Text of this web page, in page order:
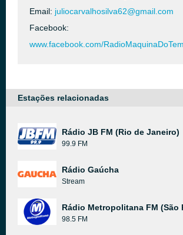
Email: juliocarvalhosilva62@gmail.com
Facebook:
www.facebook.com/
Estações relacionadas
Rádio JB FM (Rio de Janeiro)
99.9 FM
Rádio Gaúcha
Stream
Rádio Metropolitana FM (São
98.5 FM